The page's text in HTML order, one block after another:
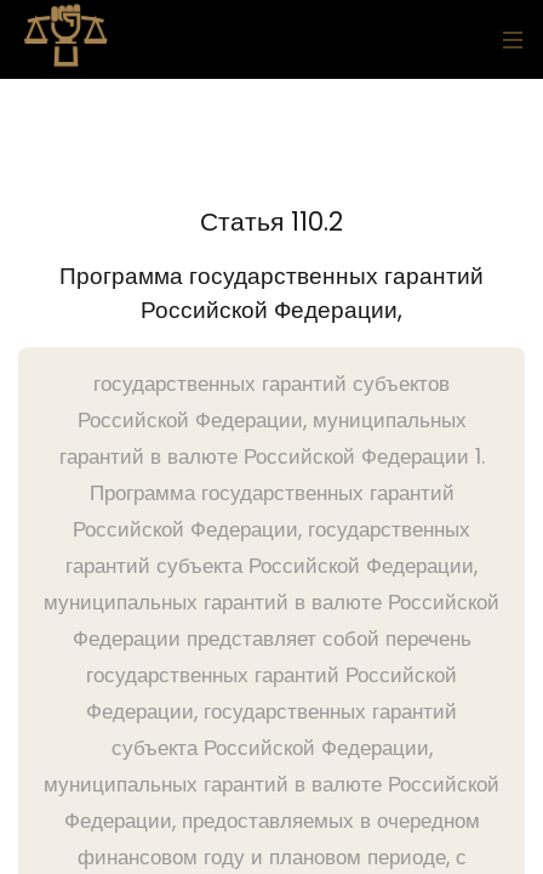
Статья 110.2
Программа государственных гарантий
Российской Федерации,
государственных гарантий субъектов
Российской Федерации, муниципальных
гарантий в валюте Российской Федерации 1.
Программа государственных гарантий
Российской Федерации, государственных
гарантий субъекта Российской Федерации,
муниципальных гарантий в валюте Российской
Федерации представляет собой перечень
государственных гарантий Российской
Федерации, государственных гарантий
субъекта Российской Федерации,
муниципальных гарантий в валюте Российской
Федерации, предоставляемых в очередном
финансовом году и плановом периоде, с